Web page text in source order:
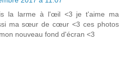
la larme à l'œil <3 je t'aime ma
ma sœur de cœur <3 ces photos
nouveau fond d'écran <3